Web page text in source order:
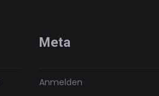
Meta
Anmelden